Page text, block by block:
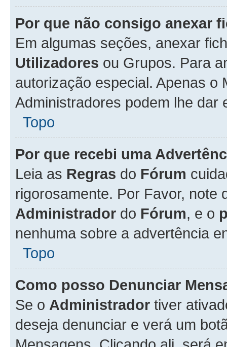
Por que não consigo anexar
Em algumas seções, anexar
Utilizadores ou Grupos. Para
autorização especial. Apenas o
Administradores podem lhe
Topo
Por que recebi uma
Leia as Regras do Fórum
rigorosamente. Por Favor, note
Administrador do Fórum, e o
nenhuma sobre a advertência
Topo
Como posso Denunciar
Se o Administrador tiver
deseja denunciar e verá um